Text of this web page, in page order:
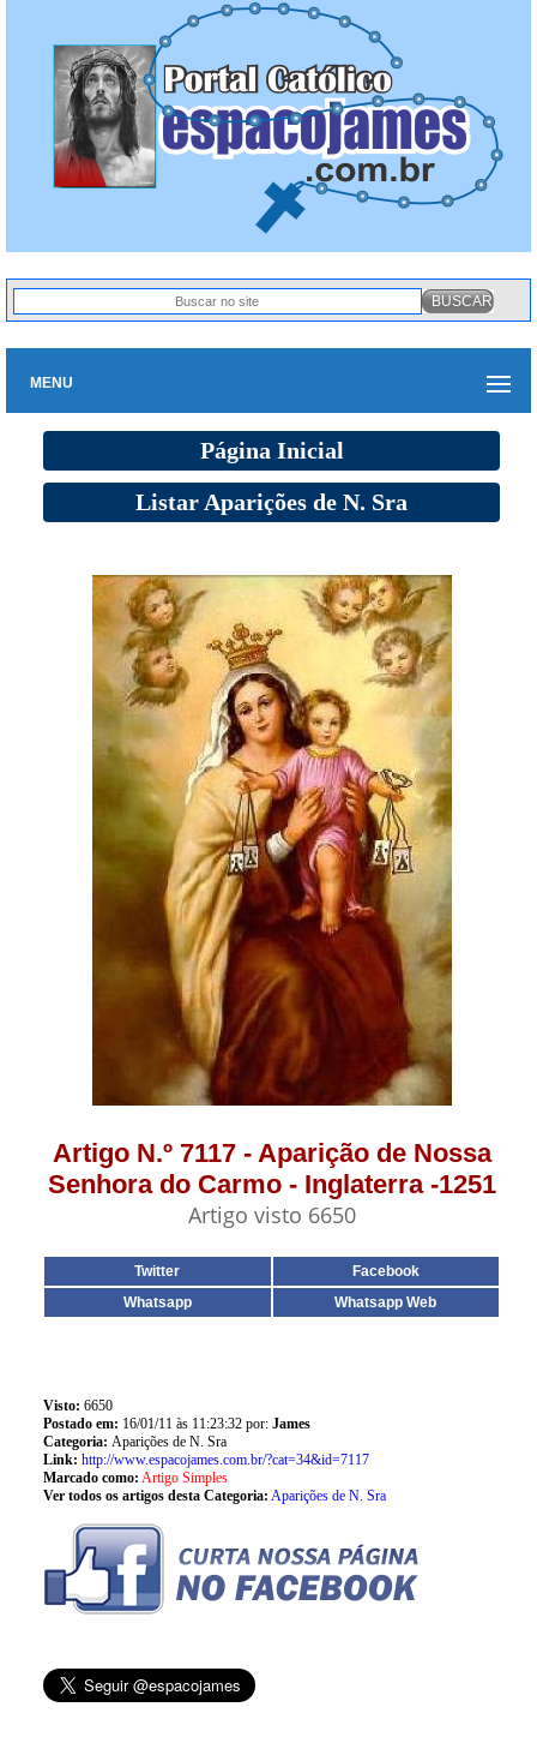
MENU
Página Inicial
Listar Aparições de N. Sra
Artigo N.º 7117 - Aparição de Nossa
Senhora do Carmo - Inglaterra -1251
Artigo visto 6650
Twitter
Facebook
Whatsapp
Whatsapp Web
Visto: 6650
Postado em: 16/01/11 às 11:23:32 por: James
Categoria: Aparições de N. Sra
Link: http://www.espacojames.com.br/?cat=34&id=7117
Marcado como: Artigo Simples
Ver todos os artigos desta Categoria: Aparições de N. Sra